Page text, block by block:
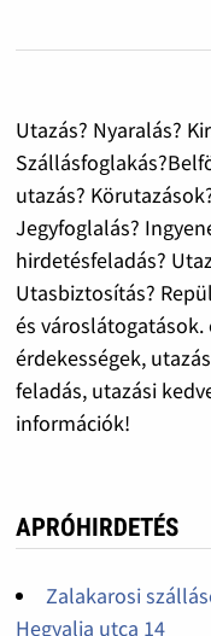
Utazás? Nyaralás?
utazás?
Jegyfoglalás?
hirdetésfeladás?
Utasbiztosítás?
és
érdekességek,
feladás, utazási
információk!
APRÓHIRDETÉS
Zalakarosi
Hegyalja utca 14